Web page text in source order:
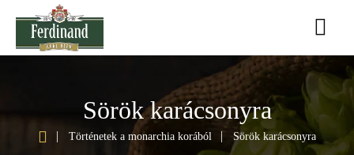
Sörök karácsonyra
Történetek a monarchia korából Sörök karácsonyra